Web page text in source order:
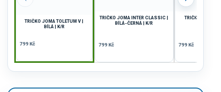
TRIČKO JOMA TOLETUM V |
BÍLÁ | K/R
799 Kč
TRIČKO JOMA INTER CLASSIC |
BÍLÁ-ČERNÁ | K/R
799 Kč
TRIČKO JOMA
799 Kč